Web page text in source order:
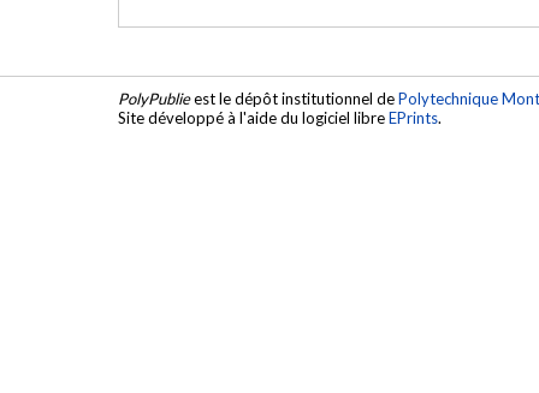
PolyPublieest le dépôt institutionnel dePolytechnique
Site développé à l'aide du logiciel libreEPrints.